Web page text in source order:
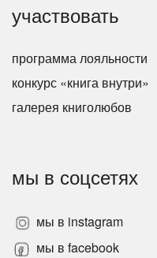
участвовать
программа лояльности
конкурс «книга внутри»
галерея книголюбов
мы в соцсетях
мы в instagram
мы в facebook